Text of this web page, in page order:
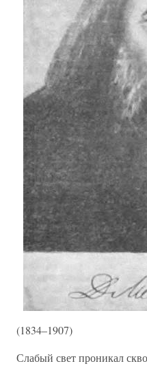
(1834–1907)
Слабый свет проникал